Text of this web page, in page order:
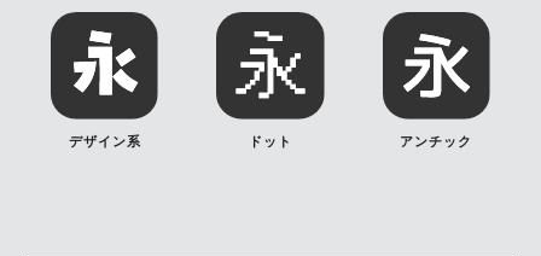
デザイン系 ドット アンチック